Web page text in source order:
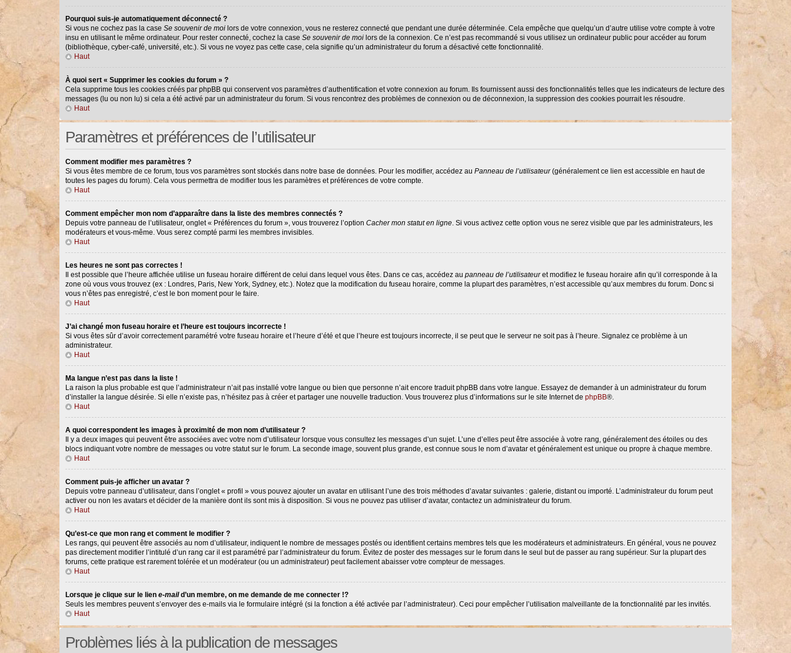
Pourquoi suis-je automatiquement déconnecté ?
Si vous ne cochez pas la case Se souvenir de moilors de votre connexion, vous ne resterez connecté que pendant une durée déterminée. Cela empêche que quelqu’un d’autre utilise votre compte à votre
insu en utilisant le même ordinateur. Pour rester connecté, cochez la case Se souvenir de moilors de la connexion. Ce n’est pas recommandé si vous utilisez un ordinateur public pour accéder au forum
(bibliothèque, cyber-café, université, etc.). Si vous ne voyez pas cette case, cela signifie qu’un administrateur du forum a désactivé cette fonctionnalité.
Haut
À quoi sert « Supprimer les cookies du forum » ?
Cela supprime tous les cookies créés par phpBB qui conservent vos paramètres d’authentification et votre connexion au forum. Ils fournissent aussi des fonctionnalités telles que les indicateurs de lecture des
messages (lu ou non lu) si cela a été activé par un administrateur du forum. Si vous rencontrez des problèmes de connexion ou de déconnexion, la suppression des cookies pourrait les résoudre.
Haut
Paramètres et préférences de l’utilisateur
Comment modifier mes paramètres ?
Si vous êtes membre de ce forum, tous vos paramètres sont stockés dans notre base de données. Pour les modifier, accédez au Panneau de l’utilisateur(généralement ce lien est accessible en haut de
toutes les pages du forum). Cela vous permettra de modifier tous les paramètres et préférences de votre compte.
Haut
Comment empêcher mon nom d’apparaître dans la liste des membres connectés ?
Depuis votre panneau de l’utilisateur, onglet « Préférences du forum », vous trouverez l’option Cacher mon statut en ligne. Si vous activez cette option vous ne serez visible que par les administrateurs, les
modérateurs et vous-même. Vous serez compté parmi les membres invisibles.
Haut
Les heures ne sont pas correctes !
Il est possible que l’heure affichée utilise un fuseau horaire différent de celui dans lequel vous êtes. Dans ce cas, accédez au panneau de l’utilisateuret modifiez le fuseau horaire afin qu’il corresponde à la
zone où vous vous trouvez (ex : Londres, Paris, New York, Sydney, etc.). Notez que la modification du fuseau horaire, comme la plupart des paramètres, n’est accessible qu’aux membres du forum. Donc si
vous n’êtes pas enregistré, c’est le bon moment pour le faire.
Haut
J’ai changé mon fuseau horaire et l’heure est toujours incorrecte !
Si vous êtes sûr d’avoir correctement paramétré votre fuseau horaire et l’heure d’été et que l’heure est toujours incorrecte, il se peut que le serveur ne soit pas à l’heure. Signalez ce problème à un
administrateur.
Haut
Ma langue n’est pas dans la liste !
La raison la plus probable est que l’administrateur n’ait pas installé votre langue ou bien que personne n’ait encore traduit phpBB dans votre langue. Essayez de demander à un administrateur du forum
d’installer la langue désirée. Si elle n’existe pas, n’hésitez pas à créer et partager une nouvelle traduction. Vous trouverez plus d’informations sur le site Internet de phpBB®.
Haut
A quoi correspondent les images à proximité de mon nom d’utilisateur ?
Il y a deux images qui peuvent être associées avec votre nom d’utilisateur lorsque vous consultez les messages d’un sujet. L’une d’elles peut être associée à votre rang, généralement des étoiles ou des
blocs indiquant votre nombre de messages ou votre statut sur le forum. La seconde image, souvent plus grande, est connue sous le nom d’avatar et généralement est unique ou propre à chaque membre.
Haut
Comment puis-je afficher un avatar ?
Depuis votre panneau d’utilisateur, dans l’onglet « profil » vous pouvez ajouter un avatar en utilisant l’une des trois méthodes d’avatar suivantes : galerie, distant ou importé. L’administrateur du forum peut
activer ou non les avatars et décider de la manière dont ils sont mis à disposition. Si vous ne pouvez pas utiliser d’avatar, contactez un administrateur du forum.
Haut
Qu’est-ce que mon rang et comment le modifier ?
Les rangs, qui peuvent être associés au nom d’utilisateur, indiquent le nombre de messages postés ou identifient certains membres tels que les modérateurs et administrateurs. En général, vous ne pouvez
pas directement modifier l’intitulé d’un rang car il est paramétré par l’administrateur du forum. Évitez de poster des messages sur le forum dans le seul but de passer au rang supérieur. Sur la plupart des
forums, cette pratique est rarement tolérée et un modérateur (ou un administrateur) peut facilement abaisser votre compteur de messages.
Haut
Lorsque je clique sur le lien e-maild’un membre, on me demande de me connecter !?
Seuls les membres peuvent s’envoyer des e-mails via le formulaire intégré (si la fonction a été activée par l’administrateur). Ceci pour empêcher l’utilisation malveillante de la fonctionnalité par les invités.
Haut
Problèmes liés à la publication de messages